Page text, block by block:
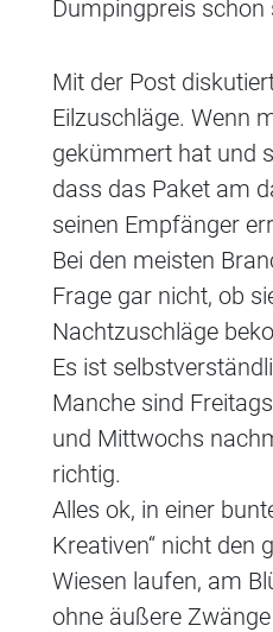
Dumpingpreis schon
Mit der Post
Eilzuschläge. Wenn
gekümmert hat und
dass das Paket am
seinen Empfänger
Bei den meisten
Frage gar nicht, ob
Nachtzuschläge
Es ist
Manche sind
und Mittwochs
richtig.
Alles ok, in einer
Kreativen“ nicht den
Wiesen laufen, am
ohne äußere